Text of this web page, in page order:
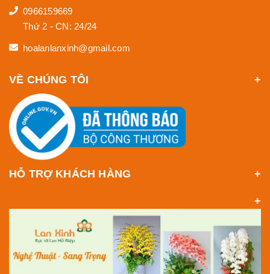
0966159669
Thứ 2 - CN: 24/24
hoalanlanxinh@gmail.com
VỀ CHÚNG TÔI
HỖ TRỢ KHÁCH HÀNG